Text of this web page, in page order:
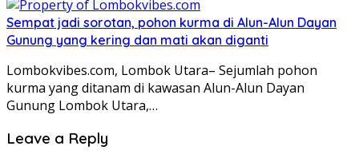
Sempat jadi sorotan, pohon kurma di Alun-Alun Dayan
Gunung yang kering dan mati akan diganti
Lombokvibes.com, Lombok Utara– Sejumlah pohon
kurma yang ditanam di kawasan Alun-Alun Dayan
Gunung Lombok Utara,…
Leave a Reply